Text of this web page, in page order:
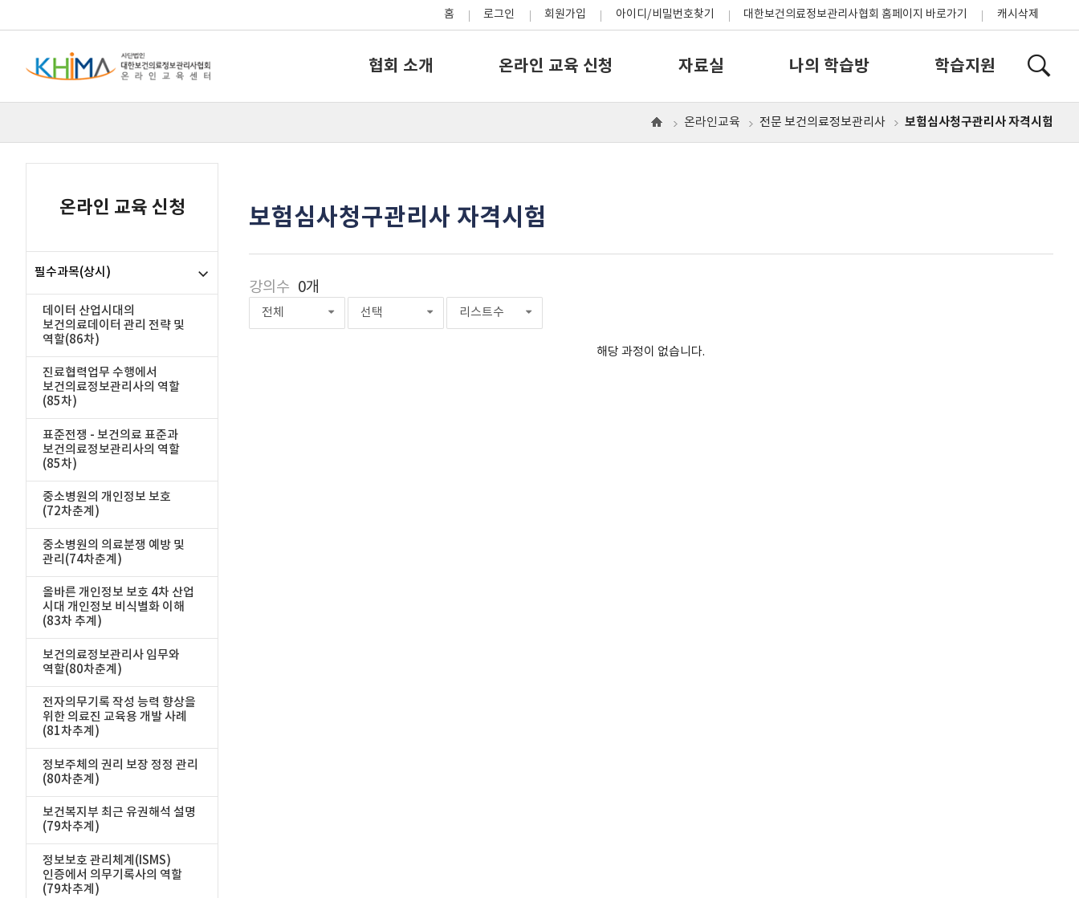
홈 로그인 회원가입 아이디/비밀번호찾기 대한보건의료정보관리사협회 홈페이지 바로가기 캐시삭제
협회 소개 온라인 교육 신청 자료실 나의 학습방 학습지원
온라인 교육 신청
필수과목(상시)
데이터 산업시대의
보건의료데이터 관리 전략 및
역할(86차)
진료협력업무 수행에서
보건의료정보관리사의 역할
(85차)
표준전쟁 - 보건의료 표준과
보건의료정보관리사의 역할
(85차)
중소병원의 개인정보 보호
(72차춘계)
중소병원의 의료분쟁 예방 및
관리(74차춘계)
올바른 개인정보 보호 4차 산업
시대 개인정보 비식별화 이해
(83차 추계)
보건의료정보관리사 임무와
역할(80차춘계)
전자의무기록 작성 능력 향상을
위한 의료진 교육용 개발 사례
(81차추계)
정보주체의 권리 보장 정정 관리
(80차춘계)
보건복지부 최근 유권해석 설명
(79차추계)
정보보호 관리체계(ISMS)
인증에서 의무기록사의 역할
(79차추계)
홈
온라인교육 전문 보건의료정보관리사 보험심사청구관리사 자격시험
보험심사청구관리사 자격시험
강의수 0개
전체 선택 리스트수
해당 과정이 없습니다.